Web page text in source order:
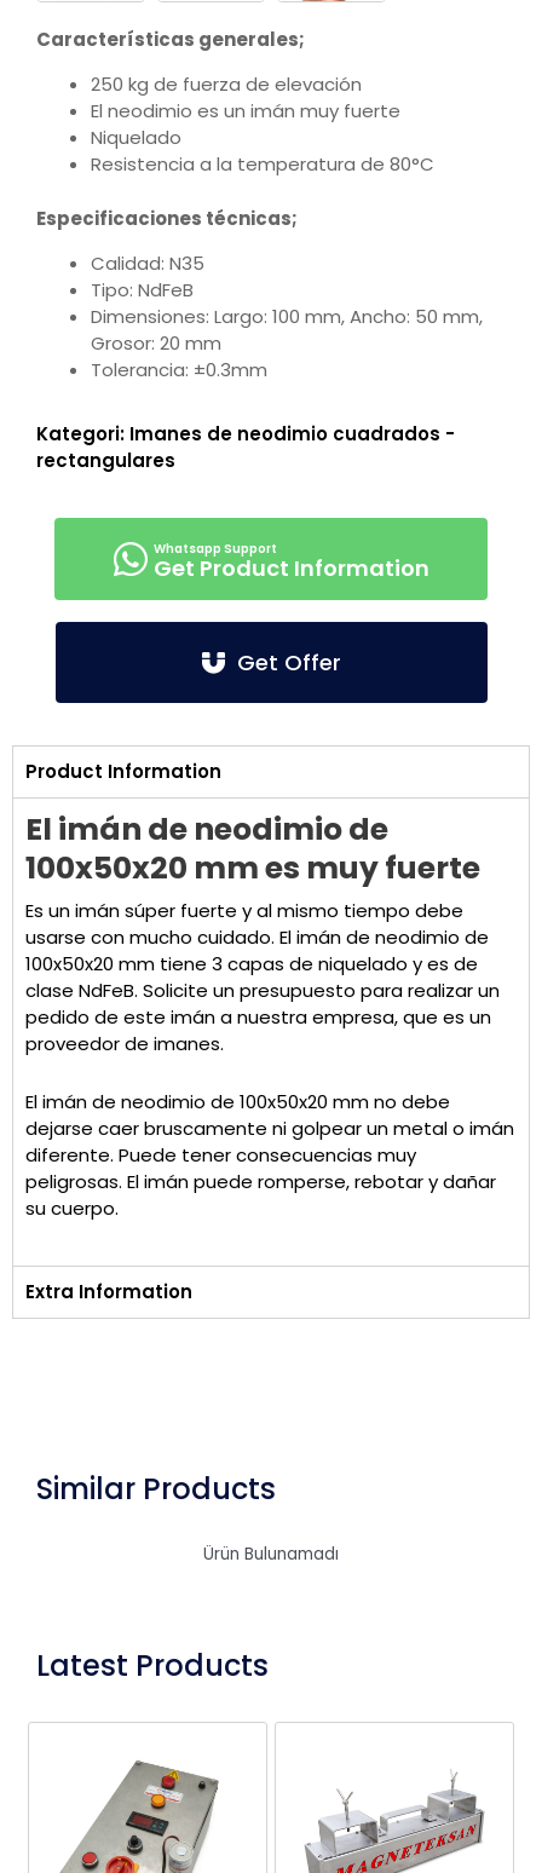
Características generales;
250 kg de fuerza de elevación
El neodimio es un imán muy fuerte
Niquelado
Resistencia a la temperatura de 80°C
Especificaciones técnicas;
Calidad: N35
Tipo: NdFeB
Dimensiones: Largo: 100 mm, Ancho: 50 mm,
Grosor: 20 mm
Tolerancia: ±0.3mm
Kategori: Imanes de neodimio cuadrados -
rectangulares
Get Product Information
Get Offer
Product Information
El imán de neodimio de
100x50x20 mm es muy fuerte
Es un imán súper fuerte y al mismo tiempo debe
usarse con mucho cuidado. El imán de neodimio de
100x50x20 mm tiene 3 capas de niquelado y es de
clase NdFeB. Solicite un presupuesto para realizar un
pedido de este imán a nuestra empresa, que es un
proveedor de imanes.
El imán de neodimio de 100x50x20 mm no debe
dejarse caer bruscamente ni golpear un metal o imán
diferente. Puede tener consecuencias muy
peligrosas. El imán puede romperse, rebotar y dañar
su cuerpo.
Extra Information
Similar Products
Ürün Bulunamadı
Latest Products